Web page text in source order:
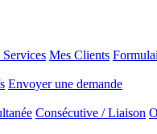
Services Mes Clients
Envoyer une demande
Consécutive / Liaison